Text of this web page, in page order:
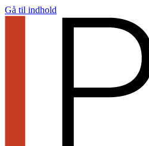
Gå til indhold